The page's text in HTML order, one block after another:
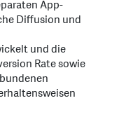
App-
Diffusion und
und die
Rate sowie